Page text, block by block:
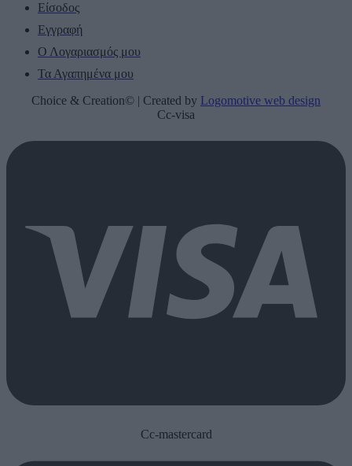
Είσοδος
Εγγραφή
Ο Λογαριασμός μου
Τα Αγαπημένα μου
Choice & Creation© | Created by Logomotive web design
Cc-visa
Cc-mastercard